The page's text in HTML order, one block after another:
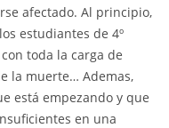
afectado. Al principio,
estudiantes de 4º
toda la carga de
la muerte… Ademas,
está empezando y que
en una